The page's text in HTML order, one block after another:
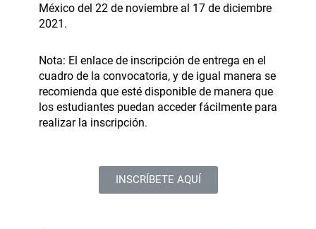
México del 22 de noviembre al 17 de diciembre
2021.
Nota: El enlace de inscripción de entrega en el
cuadro de la convocatoria, y de igual manera se
recomienda que esté disponible de manera que
los estudiantes puedan acceder fácilmente para
realizar la inscripción.
INSCRÍBETE AQUÍ